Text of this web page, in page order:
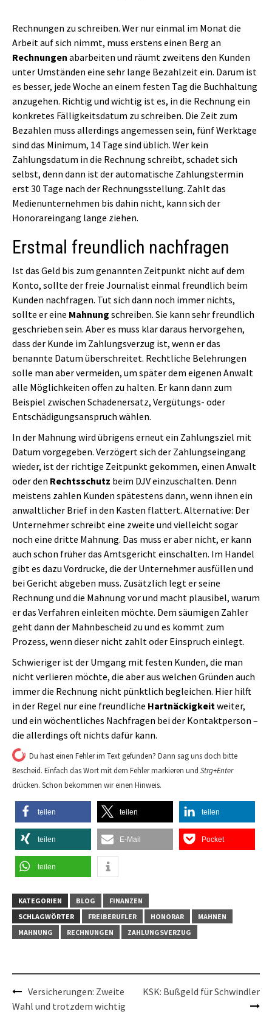
Rechnungen zu schreiben. Wer nur einmal im Monat die
Arbeit auf sich nimmt, muss erstens einen Berg an
Rechnungen abarbeiten und räumt zweitens den Kunden
unter Umständen eine sehr lange Bezahlzeit ein. Darum ist
es besser, jede Woche an einem festen Tag die Buchhaltung
anzugehen. Richtig und wichtig ist es, in die Rechnung ein
konkretes Fälligkeitsdatum zu schreiben. Die Zeit zum
Bezahlen muss allerdings angemessen sein, fünf Werktage
sind das Minimum, 14 Tage sind üblich. Wer kein
Zahlungsdatum in die Rechnung schreibt, schadet sich
selbst, denn dann ist der automatische Zahlungstermin
erst 30 Tage nach der Rechnungsstellung. Zahlt das
Medienunternehmen bis dahin nicht, kann sich der
Honorareingang lange ziehen.
Erstmal freundlich nachfragen
Ist das Geld bis zum genannten Zeitpunkt nicht auf dem
Konto, sollte der freie Journalist einmal freundlich beim
Kunden nachfragen. Tut sich dann noch immer nichts,
sollte er eine Mahnung schreiben. Sie kann sehr freundlich
geschrieben sein. Aber es muss klar daraus hervorgehen,
dass der Kunde im Zahlungsverzug ist, wenn er das
benannte Datum überschreitet. Rechtliche Belehrungen
solle man aber vermeiden, um später dem eigenen Anwalt
alle Möglichkeiten offen zu halten. Er kann dann zum
Beispiel zwischen Schadenersatz, Vergütungs- oder
Entschädigungsanspruch wählen.
In der Mahnung wird übrigens erneut ein Zahlungsziel mit
Datum vorgegeben. Verzögert sich der Zahlungseingang
wieder, ist der richtige Zeitpunkt gekommen, einen Anwalt
oder den Rechtsschutz beim DJV einzuschalten. Denn
meistens zahlen Kunden spätestens dann, wenn ihnen ein
anwaltlicher Brief in den Kasten flattert. Alternative: Der
Unternehmer schreibt eine zweite und vielleicht sogar
noch eine dritte Mahnung. Das muss er aber nicht, er kann
auch schon früher das Amtsgericht einschalten. Im Handel
gibt es dazu Vordrucke, die der Unternehmer ausfüllen und
bei Gericht abgeben muss. Zusätzlich legt er seine
Rechnung und die Mahnung vor und macht plausibel, warum
er das Verfahren einleiten möchte. Dem säumigen Zahler
geht dann der Mahnbescheid zu und es kommt zum
Prozess, wenn dieser nicht zahlt oder Einspruch einlegt.
Schwieriger ist der Umgang mit festen Kunden, die man
nicht verlieren möchte, die aber aus welchen Gründen auch
immer die Rechnung nicht pünktlich begleichen. Hier hilft
in der Regel nur eine freundliche Hartnäckigkeitweiter,
und ein wöchentliches Nachfragen bei der Kontaktperson –
die allerdings oft nichts dafür kann.
Du hast einen Fehler im Text gefunden? Dann sag uns doch bitte
Bescheid. Einfach das Wort mit dem Fehler markieren und Strg+Enter
drücken. Schon bekommen wir einen Hinweis.
teilen teilen teilen
teilen E-Mail Pocket
teilen
KATEGORIEN BLOG
FINANZEN
SCHLAGWÖRTER
FREIBERUFLER HONORAR
MAHNEN
MAHNUNG
RECHNUNGEN ZAHLUNGSVERZUG
PostVersicherungen: Zweite
Wahl und trotzdem wichtig
KSK: Bußgeld für Schwindler